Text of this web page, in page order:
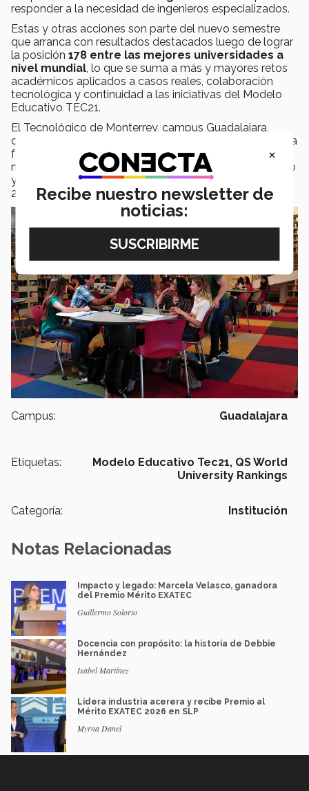
responder a la necesidad de ingenieros especializados.
Estas y otras acciones son parte del nuevo semestre
que arranca con resultados destacados luego de lograr
la posición 178 entre las mejores universidades a
nivel mundial, lo que se suma a más y mayores retos
académicos aplicados a casos reales, colaboración
tecnológica y continuidad a las iniciativas del Modelo
Educativo TEC21.
El Tecnológico de Monterrey, campus Guadalajara,
cuenta con más de 40 años de presencia en Jalisco. A la
fecha oferta educación media superior, superior y de
maestría. De su población estudiantil 55% son de Jalisco
y la región, 43% de los diferentes estados de México y
2% provienen del extranjero.
Campus: Guadalajara
Etiquetas: Modelo Educativo Tec21, QS World
University Rankings
Categoría: Institución
Notas Relacionadas
Impacto y legado: Marcela Velasco, ganadora
del Premio Mérito EXATEC
Guillermo Solorio
Docencia con propósito: la historia de Debbie
Hernández
Isabel Martínez
Lidera industria acerera y recibe Premio al
Mérito EXATEC 2026 en SLP
Myrna Danel
×
Recibe nuestro newsletter de
noticias: